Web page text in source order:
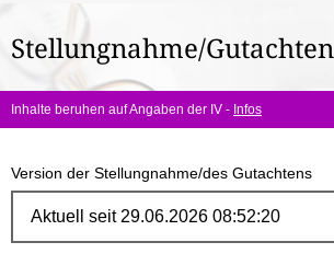
hier:
Stellungnahme/Gutachten
Inhalte beruhen auf Angaben der IV - Infos
Version der Stellungnahme/des Gutachtens